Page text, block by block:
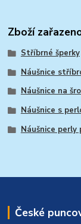
Zboží
Stříbrné šperky
Náušnice
Náušnice na
Náušnice s
Náušnice perly
České